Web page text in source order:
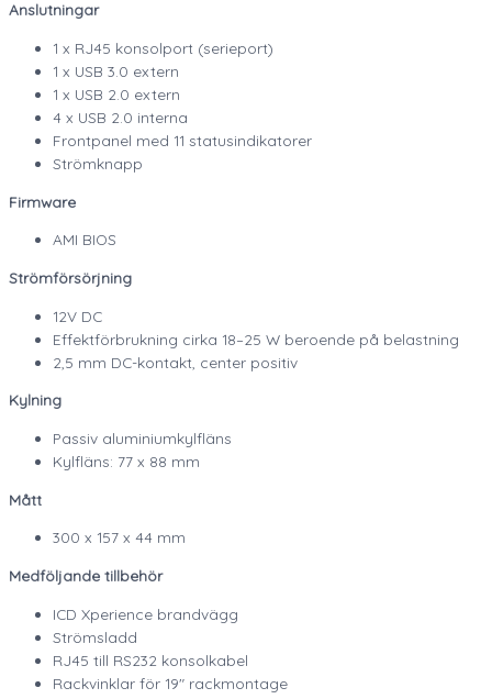
Anslutningar
1 x RJ45 konsolport (serieport)
1 x USB 3.0 extern
1 x USB 2.0 extern
4 x USB 2.0 interna
Frontpanel med 11 statusindikatorer
Strömknapp
Firmware
AMI BIOS
Strömförsörjning
12V DC
Effektförbrukning cirka 18–25 W beroende på belastning
2,5 mm DC-kontakt, center positiv
Kylning
Passiv aluminiumkylfläns
Kylfläns: 77 x 88 mm
Mått
300 x 157 x 44 mm
Medföljande tillbehör
ICD Xperience brandvägg
Strömsladd
RJ45 till RS232 konsolkabel
Rackvinklar för 19″ rackmontage